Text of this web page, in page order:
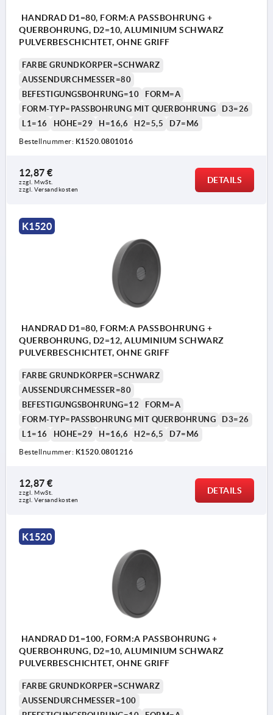
HANDRAD D1=80, FORM:A PASSBOHRUNG +
QUERBOHRUNG, D2=10, ALUMINIUM SCHWARZ
PULVERBESCHICHTET, OHNE GRIFF
FARBE GRUNDKÖRPER=SCHWARZ
AUSSENDURCHMESSER=80
BEFESTIGUNGSBOHRUNG=10
FORM=A
FORM-TYP=PASSBOHRUNG MIT QUERBOHRUNG
D3=26
L1=16
HÖHE=29 H=16,6 H2=5,5 D7=M6
Bestellnummer: K1520.0801016
12,87 €
zzgl. MwSt.
zzgl. Versandkosten
DETAILS
K1520
HANDRAD D1=80, FORM:A PASSBOHRUNG +
QUERBOHRUNG, D2=12, ALUMINIUM SCHWARZ
PULVERBESCHICHTET, OHNE GRIFF
FARBE GRUNDKÖRPER=SCHWARZ
AUSSENDURCHMESSER=80
BEFESTIGUNGSBOHRUNG=12
FORM=A
FORM-TYP=PASSBOHRUNG MIT QUERBOHRUNG
D3=26
L1=16
HÖHE=29 H=16,6 H2=6,5 D7=M6
Bestellnummer: K1520.0801216
12,87 €
zzgl. MwSt.
zzgl. Versandkosten
DETAILS
K1520
HANDRAD D1=100, FORM:A PASSBOHRUNG +
QUERBOHRUNG, D2=10, ALUMINIUM SCHWARZ
PULVERBESCHICHTET, OHNE GRIFF
FARBE GRUNDKÖRPER=SCHWARZ
AUSSENDURCHMESSER=100